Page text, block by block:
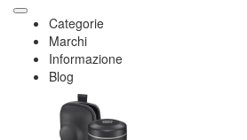
Categorie
Marchi
Informazione
Blog